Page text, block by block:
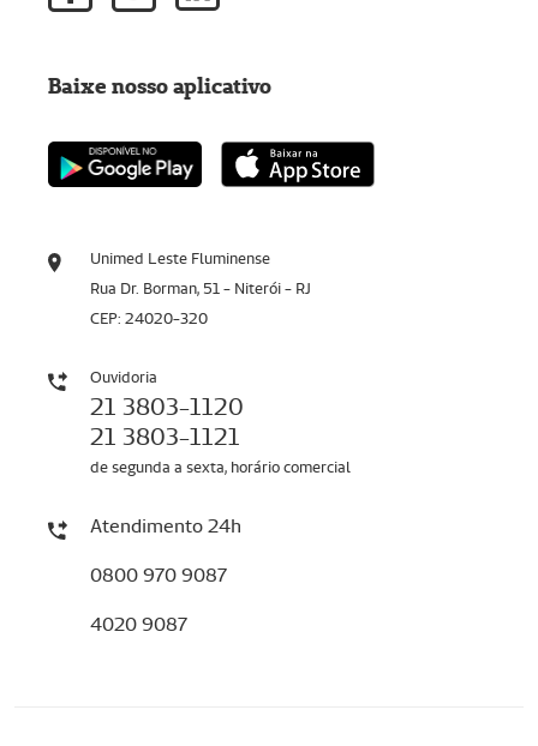
Unimed Leste Fluminense
Rua Dr. Borman, 51 - Niterói - RJ
CEP: 24020-320
Ouvidoria
21 3803-1120
21 3803-1121
de segunda a sexta, horário comercial
Atendimento 24h
0800 970 9087
4020 9087
Baixe nosso aplicativo